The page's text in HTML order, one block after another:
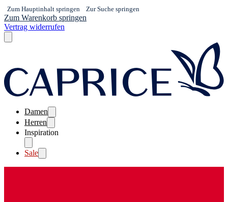
Zum Hauptinhalt springen Zur Suche springen
Zum Warenkorb springen
Vertrag widerrufen
Damen
Herren
Inspiration
Sale